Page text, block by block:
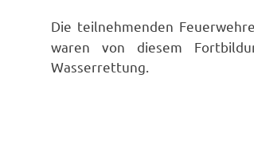
Die teilnehmenden
waren von diesem
Wasserrettung.